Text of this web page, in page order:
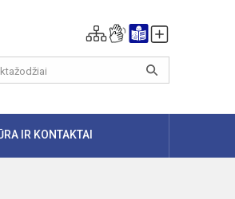
IR KONTAKTAI